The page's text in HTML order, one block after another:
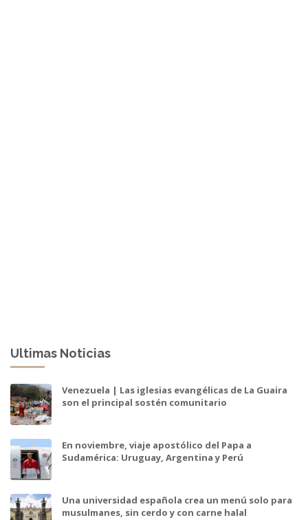
Ultimas Noticias
Venezuela | Las iglesias evangélicas de La Guaira
son el principal sostén comunitario
En noviembre, viaje apostólico del Papa a
Sudamérica: Uruguay, Argentina y Perú
Una universidad española crea un menú solo para
musulmanes, sin cerdo y con carne halal